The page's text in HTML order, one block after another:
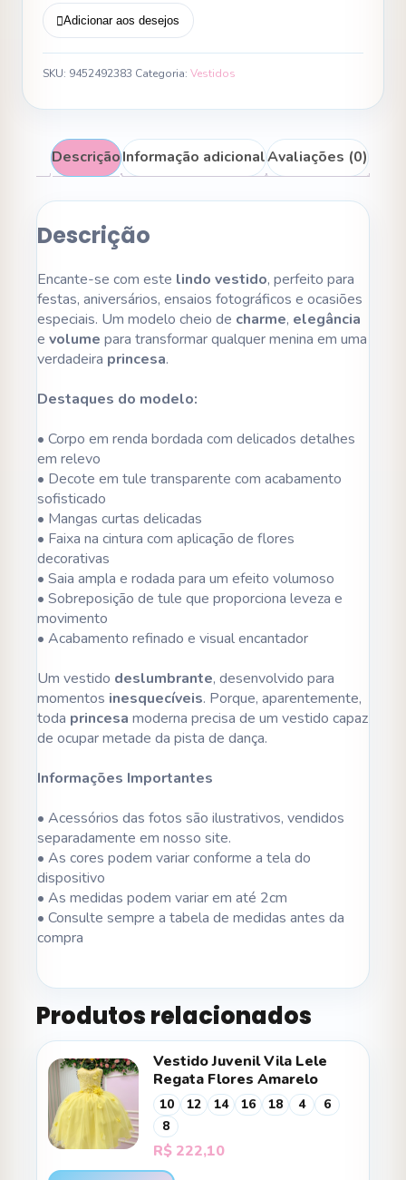
Adicionar aos desejos
SKU: 9452492383 Categoria: Vestidos
DescriçãoInformação adicionalAvaliações (0)
Descrição
Encante-se com este lindo vestido, perfeito para
festas, aniversários, ensaios fotográficos e ocasiões
especiais. Um modelo cheio de charme, elegância
e volume para transformar qualquer menina em uma
verdadeira princesa.
Destaques do modelo:
• Corpo em renda bordada com delicados detalhes
em relevo
• Decote em tule transparente com acabamento
sofisticado
• Mangas curtas delicadas
• Faixa na cintura com aplicação de flores
decorativas
• Saia ampla e rodada para um efeito volumoso
• Sobreposição de tule que proporciona leveza e
movimento
• Acabamento refinado e visual encantador
Um vestido deslumbrante, desenvolvido para
momentos inesquecíveis. Porque, aparentemente,
toda princesa moderna precisa de um vestido capaz
de ocupar metade da pista de dança.
Informações Importantes
• Acessórios das fotos são ilustrativos, vendidos
separadamente em nosso site.
• As cores podem variar conforme a tela do
dispositivo
• As medidas podem variar em até 2cm
• Consulte sempre a tabela de medidas antes da
compra
Produtos relacionados
Vestido Juvenil Vila Lele
Regata Flores Amarelo
10 12 14 16 18 4
6
8
R$ 222,10